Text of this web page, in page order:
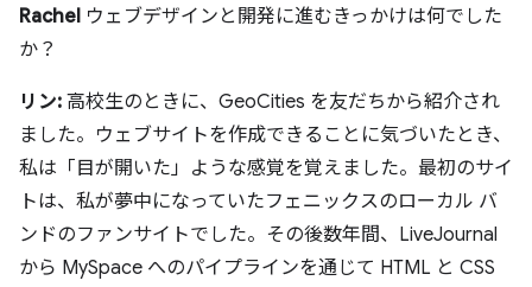
Rachel ウェブデザインと開発に進むきっかけは何でした
か？
リン: 高校生のときに、GeoCities を友だちから紹介され
ました。ウェブサイトを作成できることに気づいたとき、
私は「目が開いた」ような感覚を覚えました。最初のサイ
トは、私が夢中になっていたフェニックスのローカル バ
ンドのファンサイトでした。その後数年間、LiveJournal
から MySpace へのパイプラインを通じて HTML と CSS